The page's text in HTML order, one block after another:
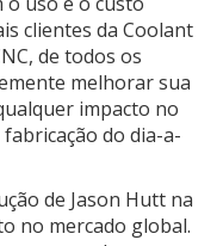
clientes da Coolant
de todos os
melhorar sua
impacto no
do dia-a-
de Jason Hutt na
no mercado global.